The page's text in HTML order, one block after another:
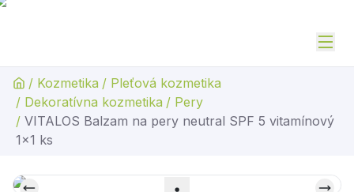
/ Kozmetika / Pleťová kozmetika
/ Dekoratívna kozmetika / Pery
/ VITALOS Balzam na pery neutral SPF 5 vitamínový
1x1 ks